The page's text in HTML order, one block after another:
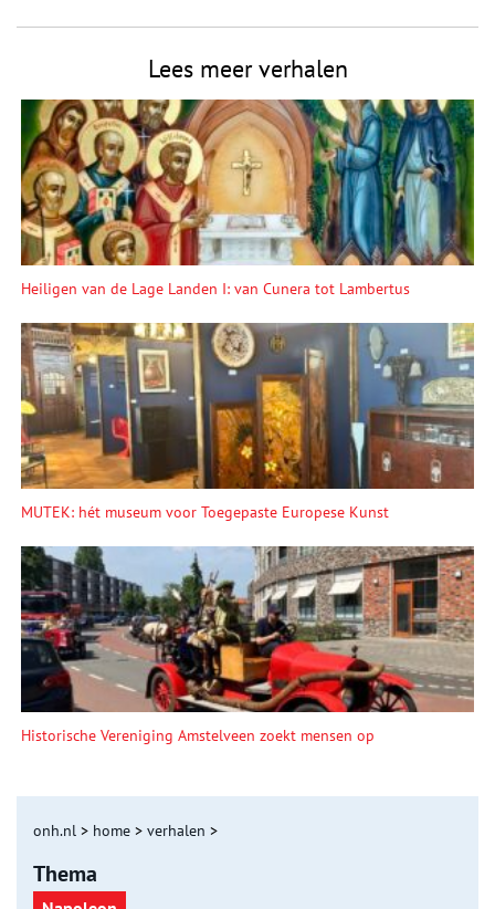
Lees meer verhalen
Heiligen van de Lage Landen I: van Cunera tot Lambertus
MUTEK: hét museum voor Toegepaste Europese Kunst
Historische Vereniging Amstelveen zoekt mensen op
onh.nl > home > verhalen >
Thema